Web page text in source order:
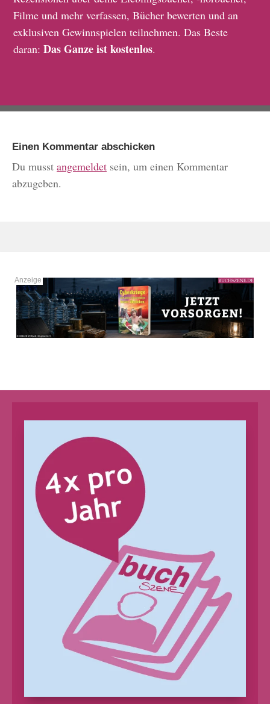
Filme und mehr verfassen, Bücher bewerten und an
exklusiven Gewinnspielen teilnehmen. Das Beste
daran:Das Ganze ist kostenlos.
Einen Kommentar abschicken
Du musst angemeldet sein, um einen Kommentar
abzugeben.